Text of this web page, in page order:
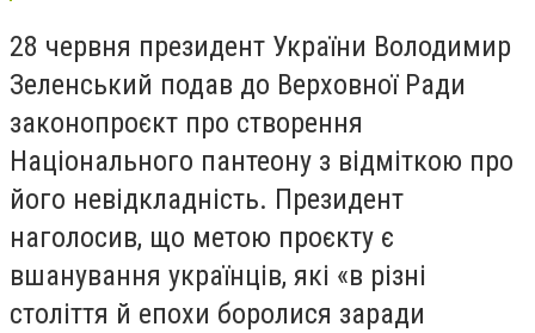
28 червня президент України Володимир
Зеленський подав до Верховної Ради
законопроєкт про створення
Національного пантеону з відміткою про
його невідкладність. Президент
наголосив, що метою проєкту є
вшанування українців, які «в різні
століття й епохи боролися заради